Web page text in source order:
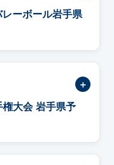
ーボール岩手県
大会 岩手県予
＋